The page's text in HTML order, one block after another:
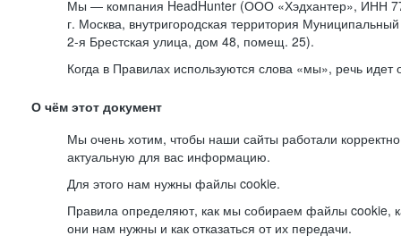
Мы — компания HeadHunter (ООО «Хэдхантер», ИНН
г. Москва, внутригородская территория Муниципальный
2-я Брестская улица, дом 48, помещ. 25).
Когда в Правилах используются слова «мы», речь
О чём этот документ
Мы очень хотим, чтобы наши сайты работали
актуальную для вас информацию.
Для этого нам нужны файлы cookie.
Правила определяют, как мы собираем файлы cookie,
они нам нужны и как отказаться от их передачи.